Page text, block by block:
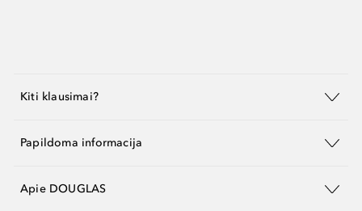
Kiti klausimai?
Papildoma informacija
Apie DOUGLAS